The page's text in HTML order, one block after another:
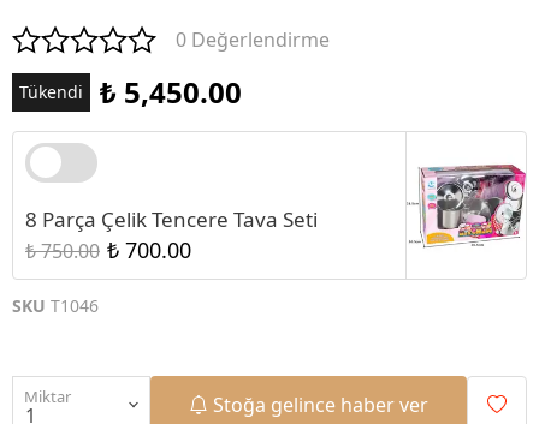
0 Değerlendirme
Tükendi ₺ 5,450.00
8 Parça Çelik Tencere Tava Seti
₺ 750.00 ₺ 700.00
SKU T1046
Miktar Stoğa gelince haber ver